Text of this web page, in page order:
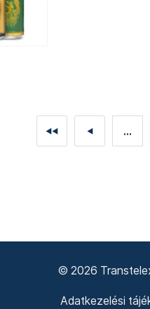
◄◄ ◄ ...
© 2026
Adatkezelési